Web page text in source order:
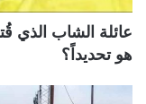
عائلة الشاب الذي
هو تحديداً؟